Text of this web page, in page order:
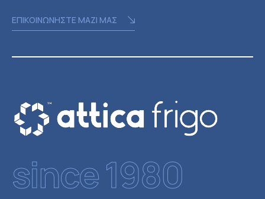
ΕΠΙΚΟΙΝΩΝΗΣΤΕ ΜΑΖΙ ΜΑΣ
since 1980